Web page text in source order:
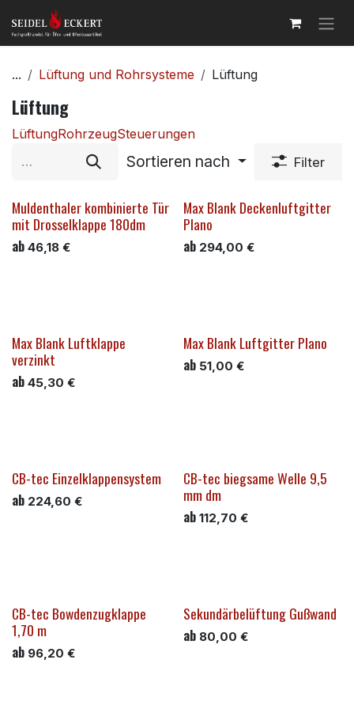
Zum Inhalt springen
... Lüftung und Rohrsysteme Lüftung
Lüftung
LüftungRohrzeugSteuerungen
Sortieren nach Filter
Muldenthaler kombinierte Tür
mit Drosselklappe 180dm
ab 46,18 €
Max Blank Deckenluftgitter
Plano
ab 294,00 €
Max Blank Luftklappe
verzinkt
ab 45,30 €
Max Blank Luftgitter Plano
ab 51,00 €
CB-tec Einzelklappensystem
ab 224,60 €
CB-tec biegsame Welle 9,5
mm dm
ab 112,70 €
CB-tec Bowdenzugklappe
1,70 m
ab 96,20 €
Sekundärbelüftung Gußwand
ab 80,00 €